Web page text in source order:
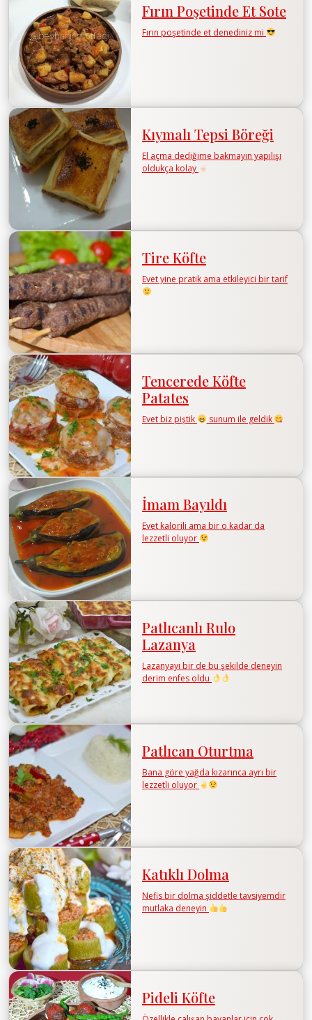
Fırın Poşetinde Et Sote
Fırın poşetinde et denediniz mi
Kıymalı Tepsi Böreği
El açma dediğime bakmayın yapılışı
oldukça kolay
Tire Köfte
Evet yine pratik ama etkileyici bir tarif
Tencerede Köfte
Patates
Evet biz piştik sunum ile geldik
İmam Bayıldı
Evet kalorili ama bir o kadar da
lezzetli oluyor
Patlıcanlı Rulo
Lazanya
Lazanyayı bir de bu şekilde deneyin
derim enfes oldu
Patlıcan Oturtma
Bana göre yağda kızarınca ayrı bir
lezzetli oluyor
Katıklı Dolma
Nefis bir dolma şiddetle tavsiyemdir
mutlaka deneyin
Pideli Köfte